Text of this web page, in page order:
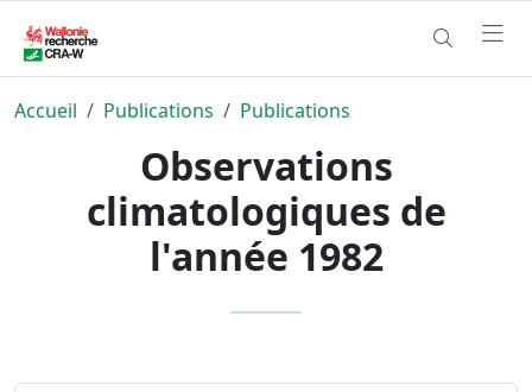
Accueil Publications Publications
Observations
climatologiques de
l'année 1982